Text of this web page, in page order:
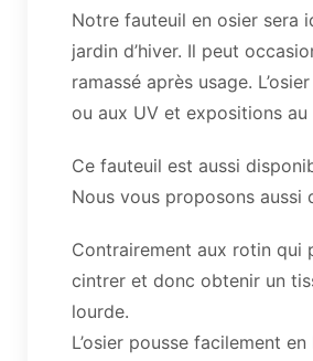
Notre fauteuil en osier sera
jardin d’hiver. Il peut
ramassé après usage.
ou aux UV et expositions au
Ce fauteuil est aussi
Nous vous proposons aussi
Contrairement aux rotin qui
cintrer et donc obtenir un
lourde.
L’osier pousse facilement